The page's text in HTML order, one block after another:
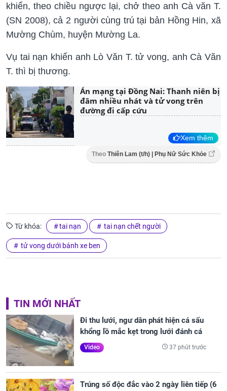
khiển, theo chiều ngược lại, chở theo anh Cà văn T.
(SN 2008), cả 2 người cùng trú tại bản Hồng Hin, xã
Mường Chùm, huyện Mường La.
Vụ tai nạn khiến anh Lò Văn T. tử vong, anh Cà Văn
T. thì bị thương.
Án mạng tại Đồng Nai: Thanh niên bị
đâm nhiều nhát và tử vong trên
đường đi cấp cứu
Xem thêm
Theo Thiên Lam (t/h) | Phụ Nữ Sức Khỏe
Từ khóa: tai nạn tai nạn chết người
tử vong dưới bánh xe ben
TIN MỚI NHẤT
Đi thu lưới, ngư dân phát hiện cá sấu
khổng lồ mắc kẹt trong lưới đánh cá
Video 37 phút trước
Trúng số độc đắc vào 2 ngày liên tiếp (6